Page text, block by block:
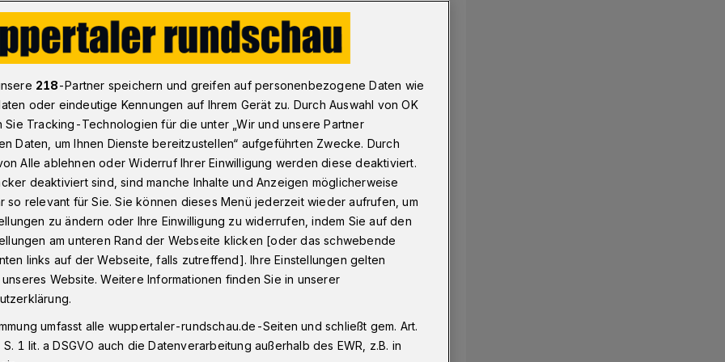
Gespäche mit Neuzugängen laufen
SV
mit
laufen
sich Stefan Vollmerhausen auch einen
Aachen noch über die verlorenen
die erste Niederlage des Jahres für den
Wuppertaler SV aber nicht dar.
218-Partner speichern und greifen auf personenbezogene Daten wie
oder eindeutige Kennungen auf Ihrem Gerät zu. Durch Auswahl von OK
Sie Tracking-Technologien für die unter „Wir und unsere Partner
Daten, um Ihnen Dienste bereitzustellen“ aufgeführten Zwecke. Durch
Alle ablehnen oder Widerruf Ihrer Einwilligung werden diese deaktiviert.
deaktiviert sind, sind manche Inhalte und Anzeigen möglicherweise
so relevant für Sie. Sie können dieses Menü jederzeit wieder aufrufen, um
zu ändern oder Ihre Einwilligung zu widerrufen, indem Sie auf den
am unteren Rand der Webseite klicken [oder das schwebende
links auf der Webseite, falls zutreffend]. Ihre Einstellungen gelten
Website. Weitere Informationen finden Sie in unserer
umfasst alle wuppertaler-rundschau.de-Seiten und schließt gem. Art.
1 lit. a DSGVO auch die Datenverarbeitung außerhalb des EWR, z.B. in